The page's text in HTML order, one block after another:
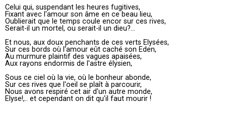
Celui qui, suspendant les heures fugitives,
Fixant avec l'amour son âme en ce beau lieu,
Oublierait que le temps coule encor sur ces rives,
Serait-il un mortel, ou serait-il un dieu?...
Et nous, aux doux penchants de ces verts Elysées,
Sur ces bords où l'amour eût caché son Eden,
Au murmure plaintif des vagues apaisées,
Aux rayons endormis de l'astre élysien,
Sous ce ciel où la vie, où le bonheur abonde,
Sur ces rives que l'oeil se plaît à parcourir,
Nous avons respiré cet air d'un autre monde,
Elyse!,.. et cependant on dit qu'il faut mourir !